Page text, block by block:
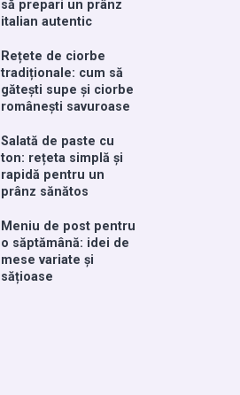
să prepari un prânz
italian autentic
Rețete de ciorbe
tradiționale: cum să
gătești supe și ciorbe
românești savuroase
Salată de paste cu
ton: rețeta simplă și
rapidă pentru un
prânz sănătos
Meniu de post pentru
o săptămână: idei de
mese variate și
sățioase